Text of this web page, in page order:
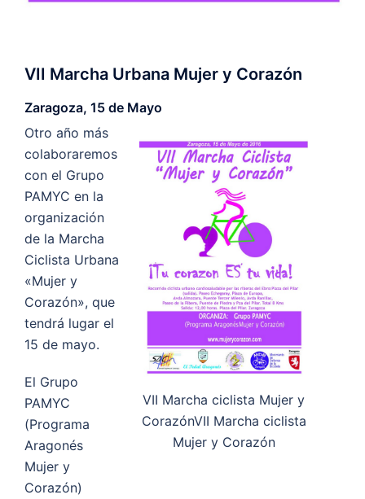
VII Marcha Urbana Mujer y Corazón
Zaragoza, 15 de Mayo
VII Marcha ciclista Mujer y
CorazónVII Marcha ciclista
Mujer y Corazón
Otro año más
colaboraremos
con el Grupo
PAMYC en la
organización
de la Marcha
Ciclista Urbana
«Mujer y
Corazón», que
tendrá lugar el
15 de mayo.
El Grupo
PAMYC
(Programa
Aragonés
Mujer y
Corazón)